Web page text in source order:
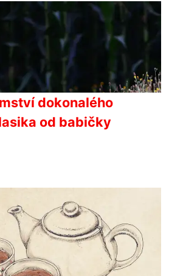
dokonalého
od babičky